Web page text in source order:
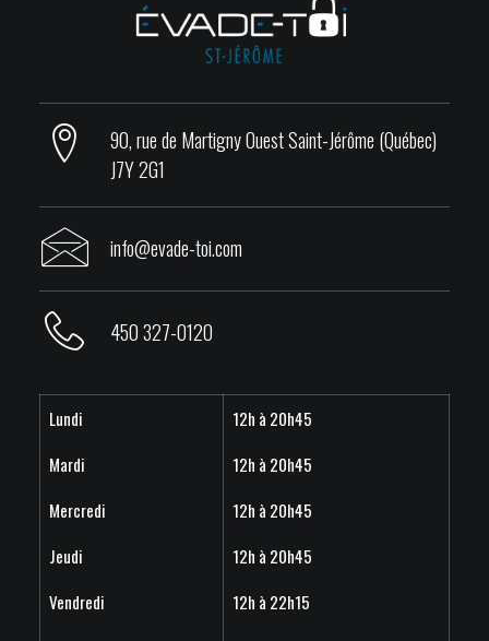
90, rue de Martigny Ouest Saint-Jérôme (Québec)
J7Y 2G1
info@evade-toi.com
450 327-0120
Lundi
12h à 20h45
Mardi
12h à 20h45
Mercredi
12h à 20h45
Jeudi
12h à 20h45
Vendredi
12h à 22h15